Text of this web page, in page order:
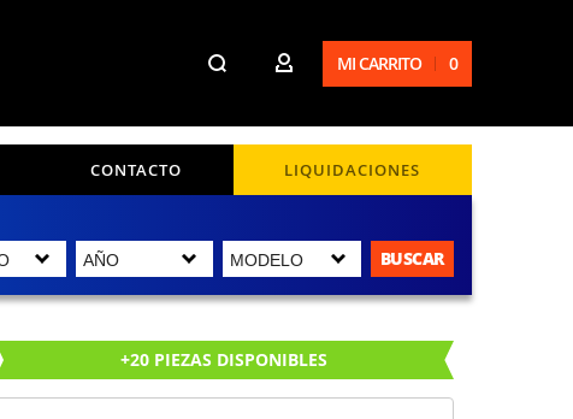
MI CARRITO 0
CONTACTO LIQUIDACIONES
BUSCAR
+20 PIEZAS DISPONIBLES